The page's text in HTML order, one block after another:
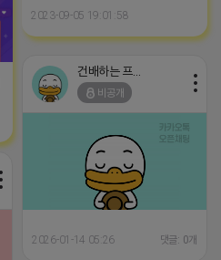
2023-09-05 19:01:58
건배하는 프로도
비공개
2026-01-14 05:26 댓글: 0개